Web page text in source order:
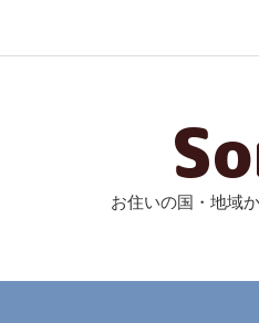
お住いの国・地域